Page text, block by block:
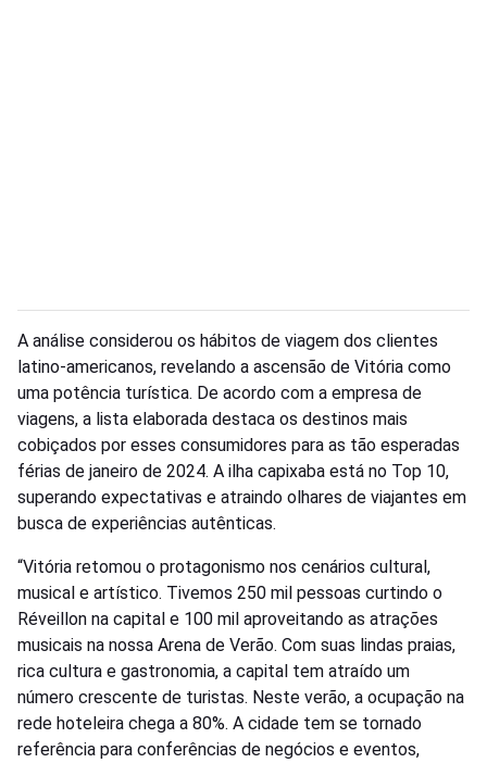
A análise considerou os hábitos de viagem dos clientes
latino-americanos, revelando a ascensão de Vitória como
uma potência turística. De acordo com a empresa de
viagens, a lista elaborada destaca os destinos mais
cobiçados por esses consumidores para as tão esperadas
férias de janeiro de 2024. A ilha capixaba está no Top 10,
superando expectativas e atraindo olhares de viajantes em
busca de experiências autênticas.
“Vitória retomou o protagonismo nos cenários cultural,
musical e artístico. Tivemos 250 mil pessoas curtindo o
Réveillon na capital e 100 mil aproveitando as atrações
musicais na nossa Arena de Verão. Com suas lindas praias,
rica cultura e gastronomia, a capital tem atraído um
número crescente de turistas. Neste verão, a ocupação na
rede hoteleira chega a 80%. A cidade tem se tornado
referência para conferências de negócios e eventos,